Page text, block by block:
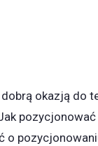
okazją do
o